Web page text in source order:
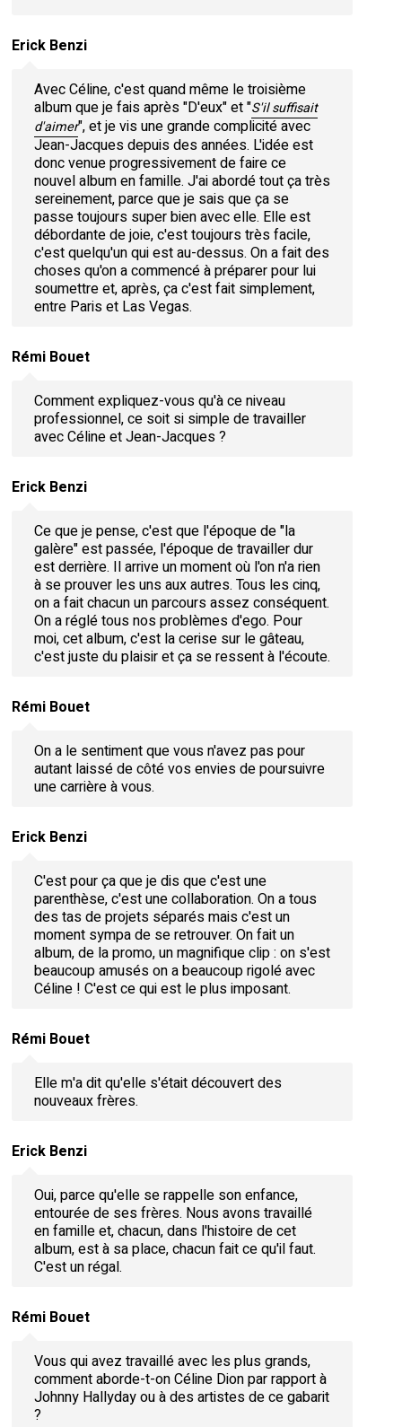
Erick Benzi
Avec Céline, c'est quand même le troisième
album que je fais après "D'eux" et "S'il suffisait
d'aimer", et je vis une grande complicité avec
Jean-Jacques depuis des années. L'idée est
donc venue progressivement de faire ce
nouvel album en famille. J'ai abordé tout ça très
sereinement, parce que je sais que ça se
passe toujours super bien avec elle. Elle est
débordante de joie, c'est toujours très facile,
c'est quelqu'un qui est au-dessus. On a fait des
choses qu'on a commencé à préparer pour lui
soumettre et, après, ça c'est fait simplement,
entre Paris et Las Vegas.
Rémi Bouet
Comment expliquez-vous qu'à ce niveau
professionnel, ce soit si simple de travailler
avec Céline et Jean-Jacques ?
Erick Benzi
Ce que je pense, c'est que l'époque de "la
galère" est passée, l'époque de travailler dur
est derrière. Il arrive un moment où l'on n'a rien
à se prouver les uns aux autres. Tous les cinq,
on a fait chacun un parcours assez conséquent.
On a réglé tous nos problèmes d'ego. Pour
moi, cet album, c'est la cerise sur le gâteau,
c'est juste du plaisir et ça se ressent à l'écoute.
Rémi Bouet
On a le sentiment que vous n'avez pas pour
autant laissé de côté vos envies de poursuivre
une carrière à vous.
Erick Benzi
C'est pour ça que je dis que c'est une
parenthèse, c'est une collaboration. On a tous
des tas de projets séparés mais c'est un
moment sympa de se retrouver. On fait un
album, de la promo, un magnifique clip : on s'est
beaucoup amusés on a beaucoup rigolé avec
Céline ! C'est ce qui est le plus imposant.
Rémi Bouet
Elle m'a dit qu'elle s'était découvert des
nouveaux frères.
Erick Benzi
Oui, parce qu'elle se rappelle son enfance,
entourée de ses frères. Nous avons travaillé
en famille et, chacun, dans l'histoire de cet
album, est à sa place, chacun fait ce qu'il faut.
C'est un régal.
Rémi Bouet
Vous qui avez travaillé avec les plus grands,
comment aborde-t-on Céline Dion par rapport à
Johnny Hallyday ou à des artistes de ce gabarit
?